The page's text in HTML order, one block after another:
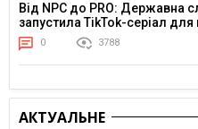
Від NPC до PRO: Державна
запустила TikTok-серіал
0 3788
АКТУАЛЬНЕ